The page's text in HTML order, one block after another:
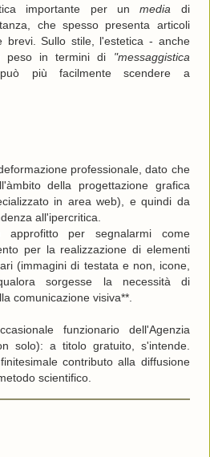
importante per unmedia di
che spesso presenta articoli
brevi. Sullo stile, l'estetica - anche
peso in termini di "messaggistica
più facilmente scendere a
professionale, dato che
della progettazione grafica
in area web), e quindi da
all'ipercritica.
per segnalarmi come
per la realizzazione di elementi
(immagini di testata e non, icone,
sorgesse la necessità di
comunicazione visiva**.
funzionario dell'Agenzia
solo): a titolo gratuito, s'intende.
contributo alla diffusione
scientifico.